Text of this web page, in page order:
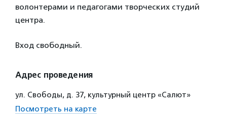
волонтерами и педагогами творческих студий
центра.
Вход свободный.
Адрес проведения
ул. Свободы, д. 37, культурный центр «Салют»
Посмотреть на карте